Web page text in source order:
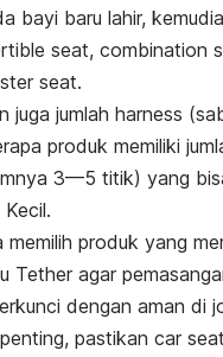
bayi baru lahir,
seat, combination
seat.
juga jumlah harness
produk memiliki
3—5 titik) yang
memilih produk yang
Tether agar
dengan aman di
pastikan car seat